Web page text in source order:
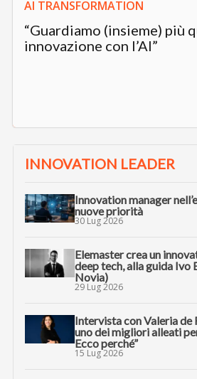
AI TRANSFORMATION
“Guardiamo (insieme) più
innovazione con l’AI”
INNOVATION LEADER
Innovation manager
nuove priorità
30 Lug 2026
Elemaster crea un
deep tech, alla guida Ivo
Novia)
29 Lug 2026
Intervista con Valeria de
uno dei migliori alleati
Ecco perché”
15 Lug 2026